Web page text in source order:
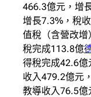
466.3億元，增
增長7.3%，稅
值稅（含營改
稅完成113.8億
得稅完成42.6
收入479.2億元
教導收入76.5